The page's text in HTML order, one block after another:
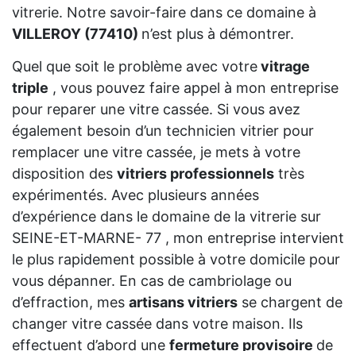
vitrerie. Notre savoir-faire dans ce domaine à
VILLEROY (77410) n’est plus à démontrer.
Quel que soit le problème avec votrevitrage
triple , vous pouvez faire appel à mon entreprise
pour reparer une vitre cassée. Si vous avez
également besoin d’un technicien vitrier pour
remplacer une vitre cassée, je mets à votre
disposition des vitriers professionnels très
expérimentés. Avec plusieurs années
d’expérience dans le domaine de la vitrerie sur
SEINE-ET-MARNE- 77 , mon entreprise intervient
le plus rapidement possible à votre domicile pour
vous dépanner. En cas de cambriolage ou
d’effraction, mes artisans vitriers se chargent de
changer vitre cassée dans votre maison. Ils
effectuent d’abord une fermeture provisoire de